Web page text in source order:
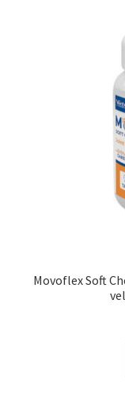
Feringa pro
Fontány pro
Granule pro
Hill’s pro
Kočkolit
Konzervy a
Movoflex Soft